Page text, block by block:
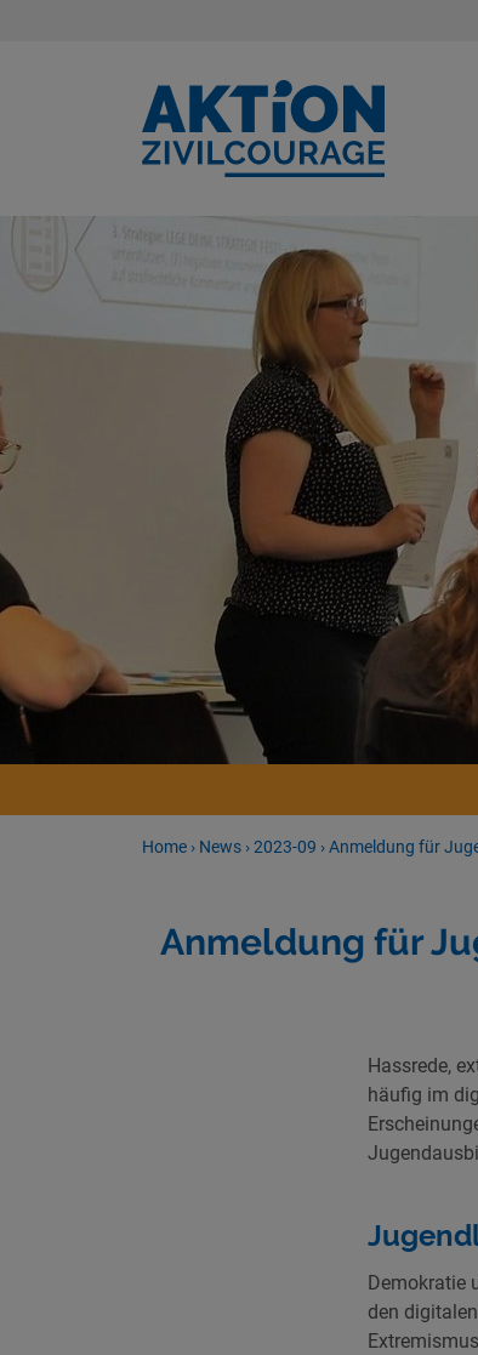
Home › News ›2023-09 ›Anmeldung für
Anmeldung für
Hassrede,
häufig im
Demokratie
den